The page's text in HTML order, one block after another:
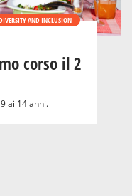
AND INCLUSION
corso il 2
ai 14 anni.